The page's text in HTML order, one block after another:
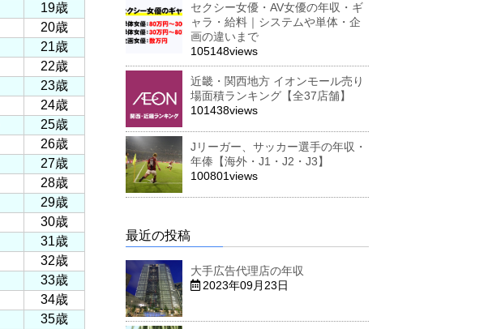
19歳
20歳
21歳
22歳
23歳
24歳
25歳
26歳
27歳
28歳
29歳
30歳
31歳
32歳
33歳
34歳
35歳
セクシー女優・AV女優の年収・ギ
ャラ・給料｜システムや単体・企
画の違いまで
105148views
近畿・関西地方 イオンモール売り
場面積ランキング【全37店舗】
101438views
Jリーガー、サッカー選手の年収・
年俸【海外・J1・J2・J3】
100801views
最近の投稿
大手広告代理店の年収
2023年09月23日